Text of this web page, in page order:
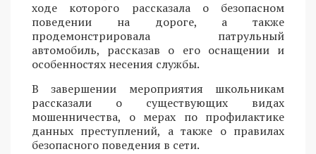
ходе которого рассказала о безопасном
поведении на дороге, а также
продемонстрировала патрульный
автомобиль, рассказав о его оснащении и
особенностях несения службы.
В завершении мероприятия школьникам
рассказали о существующих видах
мошенничества, о мерах по профилактике
данных преступлений, а также о правилах
безопасного поведения в сети.